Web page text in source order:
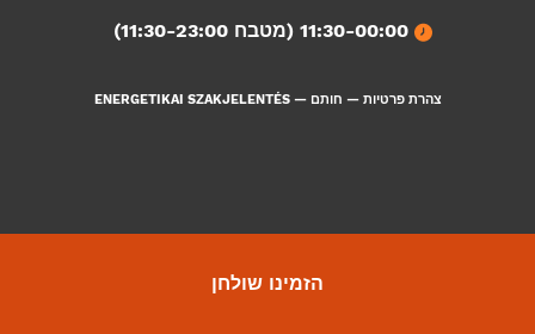
11:30-00:00 (מטבח 11:30-23:00)
צהרת פרטיות — חותם —
ENERGETIKAI SZAKJELENTÉS
הזמינו שולחן